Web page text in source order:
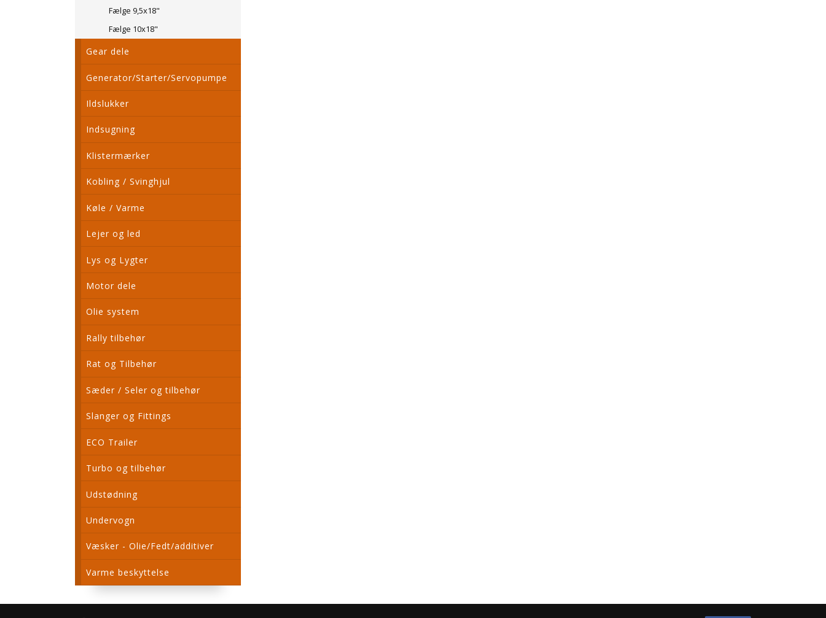
Fælge 9,5x18"
Fælge 10x18"
Gear dele
Generator/Starter/Servopumpe
Ildslukker
Indsugning
Klistermærker
Kobling / Svinghjul
Køle / Varme
Lejer og led
Lys og Lygter
Motor dele
Olie system
Rally tilbehør
Rat og Tilbehør
Sæder / Seler og tilbehør
Slanger og Fittings
ECO Trailer
Turbo og tilbehør
Udstødning
Undervogn
Væsker - Olie/Fedt/additiver
Varme beskyttelse